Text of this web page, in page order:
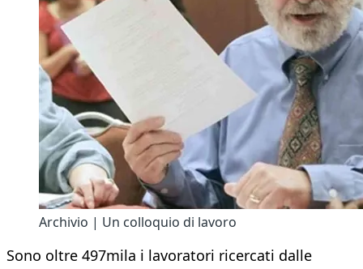
Archivio | Un colloquio di lavoro
Sono oltre 497mila i lavoratori ricercati dalle